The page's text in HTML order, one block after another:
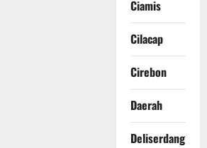
Ciamis
Cilacap
Cirebon
Daerah
Deliserdang